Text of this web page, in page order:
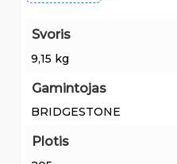
Svoris
9,15 kg
Gamintojas
BRIDGESTONE
Plotis